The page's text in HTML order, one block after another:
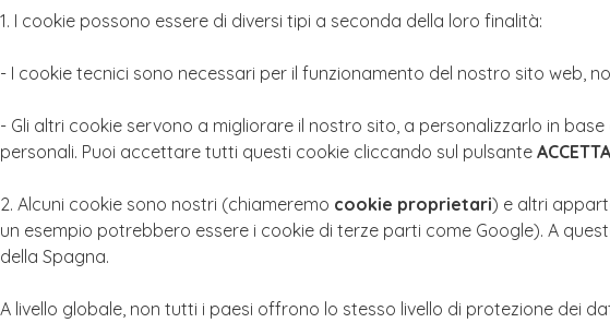
1. I cookie possono essere di diversi tipi a seconda della loro finalità:
- I cookie tecnici sono necessari per il funzionamento del nostro sito web,
- Gli altri cookie servono a migliorare il nostro sito, a personalizzarlo in
personali. Puoi accettare tutti questi cookie cliccando sul pulsante ACCETTA
2. Alcuni cookie sono nostri (chiameremo cookie proprietari) e altri
un esempio potrebbero essere i cookie di terze parti come Google). A
della Spagna.
A livello globale, non tutti i paesi offrono lo stesso livello di protezione dei